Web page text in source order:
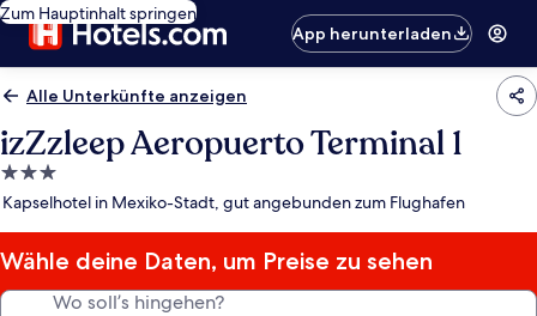
Zum Hauptinhalt springen
App herunterladen
Alle Unterkünfte anzeigen
izZzleep Aeropuerto Terminal 1
3.0-
Sterne-
Kapselhotel in Mexiko-Stadt, gut angebunden zum Flughafen
Wähle deine Daten, um Preise zu sehen
Wo soll’s hingehen?